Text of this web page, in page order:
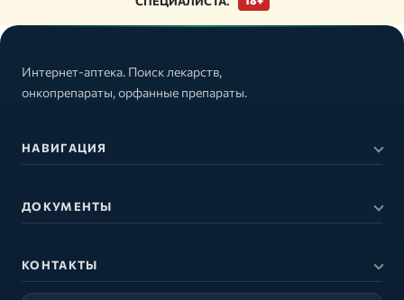
Интернет-аптека. Поиск лекарств,
онкопрепараты, орфанные препараты.
НАВИГАЦИЯ
ДОКУМЕНТЫ
КОНТАКТЫ